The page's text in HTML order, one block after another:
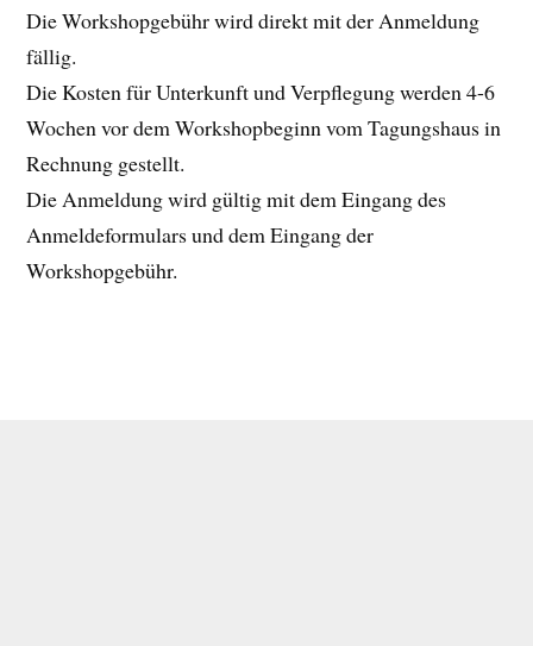
Die Workshopgebühr wird direkt mit der Anmeldung
fällig.
Die Kosten für Unterkunft und Verpflegung werden 4-6
Wochen vor dem Workshopbeginn vom Tagungshaus in
Rechnung gestellt.
Die Anmeldung wird gültig mit dem Eingang des
Anmeldeformulars und dem Eingang der
Workshopgebühr.